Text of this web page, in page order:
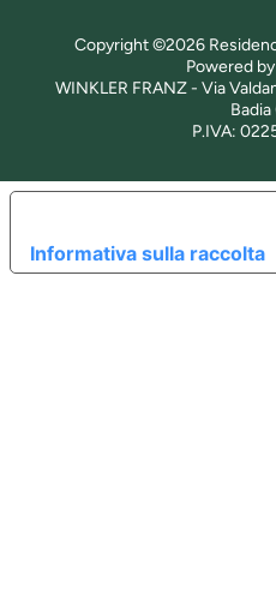
Copyright ©2026
Powered
WINKLER FRANZ - Via
Badia
P.IVA:
Informativa sulla raccolta